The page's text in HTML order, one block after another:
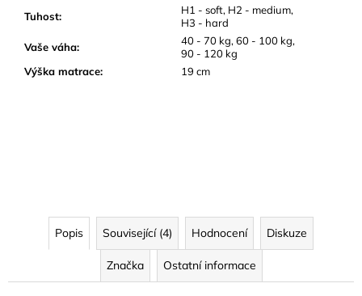
Tuhost:
H1 - soft, H2 - medium,
H3 - hard
Vaše váha:
40 - 70 kg, 60 - 100 kg,
90 - 120 kg
Výška matrace: 19 cm
Popis Související (4) Hodnocení Diskuze
Značka Ostatní informace